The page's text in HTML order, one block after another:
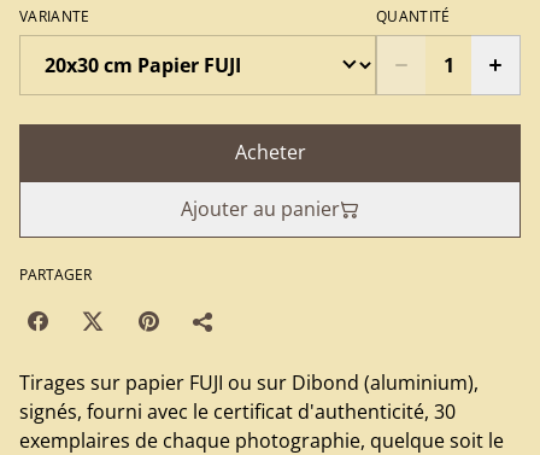
VARIANTE QUANTITÉ
Acheter
Ajouter au panier
PARTAGER
Tirages sur papier FUJI ou sur Dibond (aluminium),
signés, fourni avec le certificat d'authenticité, 30
exemplaires de chaque photographie, quelque soit le